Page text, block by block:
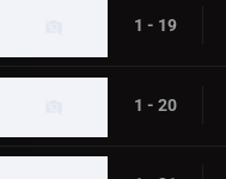
1 - 19
1 - 20